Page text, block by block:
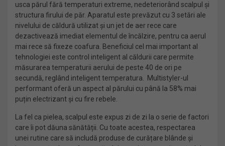
usca părul fără temperaturi extreme, nedeteriorând scalpul și
structura firului de păr. Aparatul este prevăzut cu 3 setări ale
nivelului de căldură utilizat și un jet de aer rece care
dezactivează imediat elementul de încălzire, pentru ca aerul
mai rece să fixeze coafura. Beneficiul cel mai important al
tehnologiei este control inteligent al căldurii care permite
măsurarea temperaturii aerului de peste 40 de ori pe
secundă, reglând inteligent temperatura. Multistyler-ul
performant oferă un aspect al părului cu până la 58% mai
puțin electrizant și cu fire rebele.
La fel ca pielea, scalpul este expus zi de zi la o serie de factori
care îi pot dăuna sănătății. Cu toate acestea, respectarea
unei rutine care să includă produse de curățare blânde și